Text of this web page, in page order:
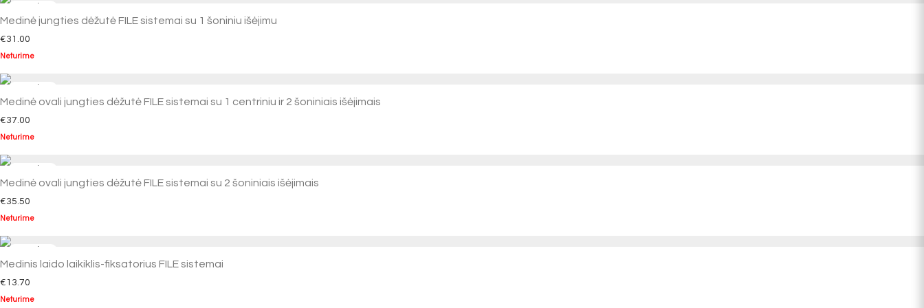
Medinė jungties dėžutė FILE sistemai su 1 šoniniu išėjimu
€31.00
Neturime
Medinė ovali jungties dėžutė FILE sistemai su 1 centriniu ir 2 šoniniais išėjimais
€37.00
Neturime
Medinė ovali jungties dėžutė FILE sistemai su 2 šoniniais išėjimais
€35.50
Neturime
Medinis laido laikiklis-fiksatorius FILE sistemai
€ 13.70
Neturime